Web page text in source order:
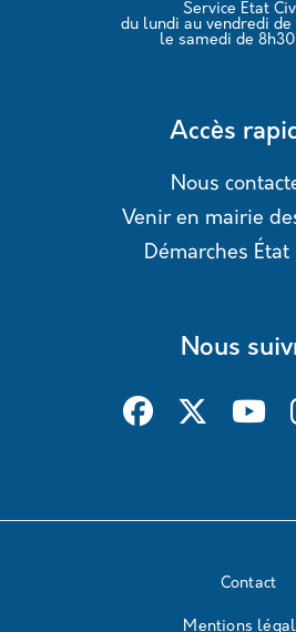
Service État
du lundi au vendredi de
le samedi de
Accès
Nous
Venir en mairie
Démarches État
Nous
Contact
Mentions